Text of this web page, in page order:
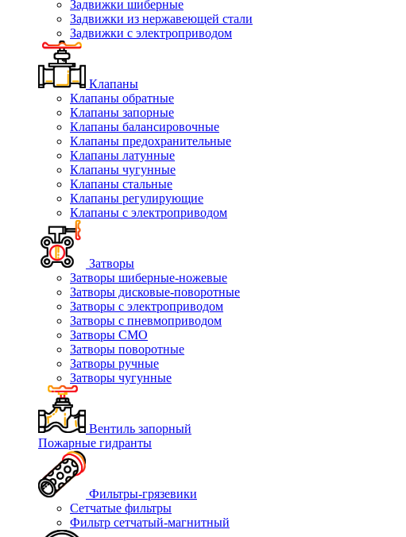
Задвижки шиберные
Задвижки из нержавеющей стали
Задвижки с электроприводом
Клапаны
Клапаны обратные
Клапаны запорные
Клапаны балансировочные
Клапаны предохранительные
Клапаны латунные
Клапаны чугунные
Клапаны стальные
Клапаны регулирующие
Клапаны с электроприводом
Затворы
Затворы шиберные-ножевые
Затворы дисковые-поворотные
Затворы с электроприводом
Затворы с пневмоприводом
Затворы СМО
Затворы поворотные
Затворы ручные
Затворы чугунные
Вентиль запорный
Пожарные гидранты
Фильтры-грязевики
Сетчатые фильтры
Фильтр сетчатый-магнитный